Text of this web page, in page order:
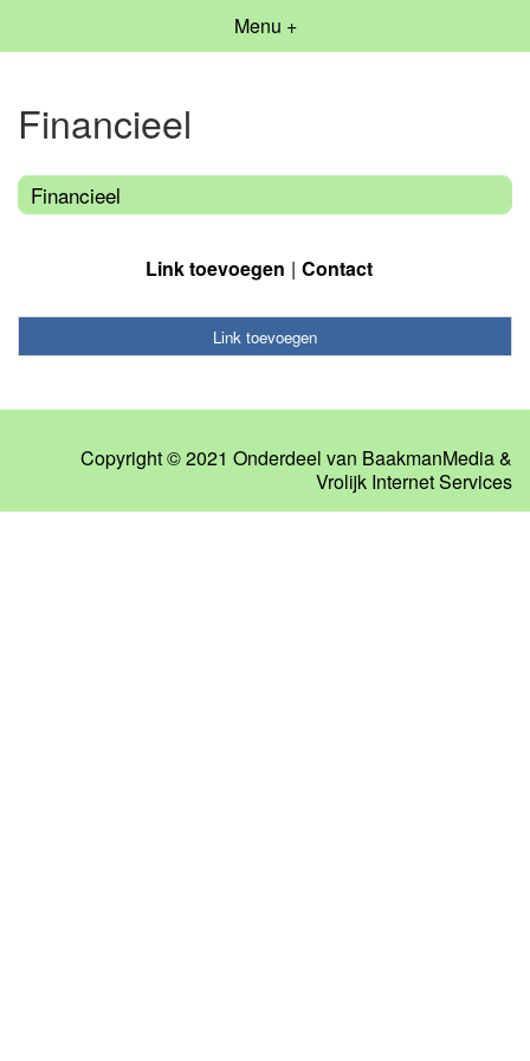
Menu +
Financieel
Financieel
Link toevoegen Contact
Link toevoegen
Copyright © 2021 Onderdeel van BaakmanMedia&
Vrolijk Internet Services